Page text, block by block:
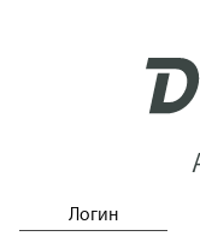
Логин